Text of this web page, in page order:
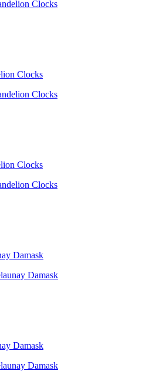
Clocks
Clocks
Clocks
Damask
Damask